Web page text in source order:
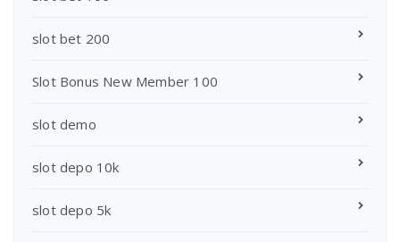
slot bet 200
Slot Bonus New Member 100
slot demo
slot depo 10k
slot depo 5k